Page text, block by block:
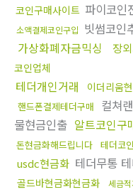
코인구매사이트 파이코인
소액결제코인구입 빗썸코인
가상화폐자금믹싱 장
코인업체
테더개인거래 이더리움
핸드폰결제테더구매 컬쳐
물현금인출 알트코인구
돈현금화해드립니다 테더코
usdc현금화 테더무통
골드바현금화현금화
세금